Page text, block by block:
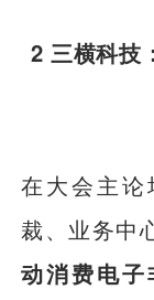
2 三横科技
在大会主
裁、业务中
动消费电